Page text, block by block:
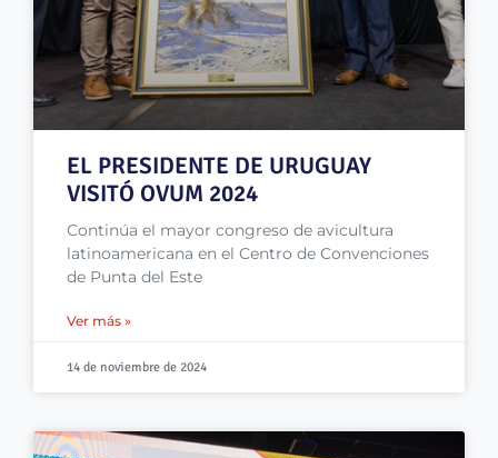
EL PRESIDENTE DE URUGUAY
VISITÓ OVUM 2024
Continúa el mayor congreso de avicultura
latinoamericana en el Centro de Convenciones
de Punta del Este
Ver más »
14 de noviembre de 2024